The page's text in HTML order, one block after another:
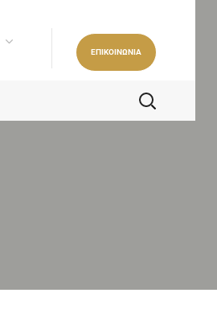
ΕΠΙΚΟΙΝΩΝΙΑ